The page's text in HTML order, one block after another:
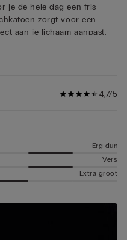
je de hele dag een fris
zorgt voor een
aan je lichaam aanpast,
Dit shirt van katoen met
en functionaliteit,
maat L
4,7/5
Erg dun
Vers
Extra groot